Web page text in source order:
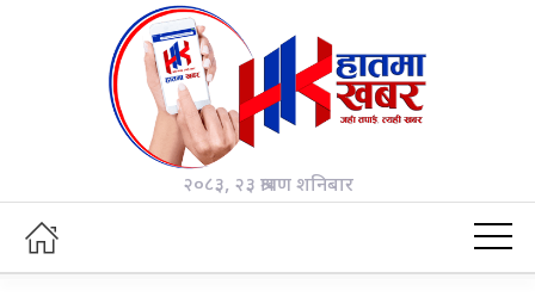
२०८३, २३ श्रावण शनिबार